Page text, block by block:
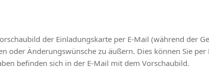
der Einladungskarte per E-Mail (während der
oder Änderungswünsche zu äußern. Dies können Sie
befinden sich in der E-Mail mit dem Vorschaubild.